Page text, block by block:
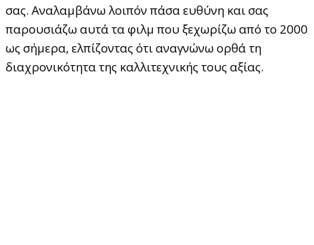
σας. Αναλαμβάνω λοιπόν πάσα ευθύνη και σας
παρουσιάζω αυτά τα φιλμ που ξεχωρίζω από το 2000
ως σήμερα, ελπίζοντας ότι αναγνώνω ορθά τη
διαχρονικότητα της καλλιτεχνικής τους αξίας.